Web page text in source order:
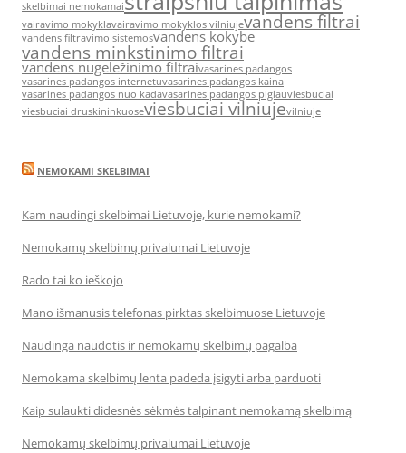
skelbimai nemokamai
vairavimo mokyklavairavimo mokyklos vilniujevandens filtrai
vandens filtravimo sistemosvandens kokybe
vandens minkstinimo filtrai
vandens nugeležinimo filtraivasarines padangos
vasarines padangos internetuvasarines padangos kaina
vasarines padangos nuo kadavasarines padangos pigiauviesbuciai
viesbuciai druskininkuoseviesbuciai vilniujevilniuje
NEMOKAMI SKELBIMAI
Kam naudingi skelbimai Lietuvoje, kurie nemokami?
Nemokamų skelbimų privalumai Lietuvoje
Rado tai ko ieškojo
Mano išmanusis telefonas pirktas skelbimuose Lietuvoje
Naudinga naudotis ir nemokamų skelbimų pagalba
Nemokama skelbimų lenta padeda įsigyti arba parduoti
Kaip sulaukti didesnės sėkmės talpinant nemokamą skelbimą
Nemokamų skelbimų privalumai Lietuvoje